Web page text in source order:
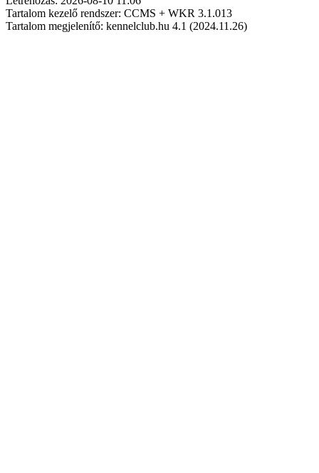
Tartalom kezelő rendszer: CCMS + WKR 3.1.013
Tartalom megjelenítő: kennelclub.hu 4.1 (2024.11.26)